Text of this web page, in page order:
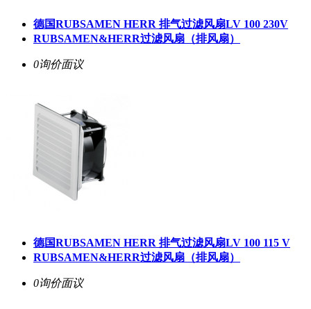
德国RUBSAMEN HERR 排气过滤风扇LV 100 230V
RUBSAMEN&HERR过滤风扇（排风扇）
0询价面议
德国RUBSAMEN HERR 排气过滤风扇LV 100 115 V
RUBSAMEN&HERR过滤风扇（排风扇）
0询价面议